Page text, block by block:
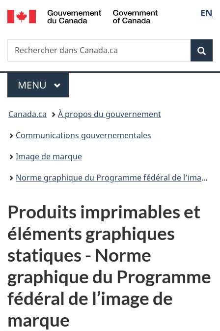
Passer
au
principal
Passer
à
Au
du
Passer
à
version
simplifiée
de
la
EN
Recherche
Rechercher
dans
Menu
MENU PRINCIPAL
Vous
êtes
ici :
Canada.ca
À propos du gouvernement
Communications gouvernementales
Image de marque
Norme graphique du Programme fédéral de l’image de marque
Produits imprimables et
éléments graphiques
statiques - Norme
graphique du Programme
fédéral de l’image de
marque